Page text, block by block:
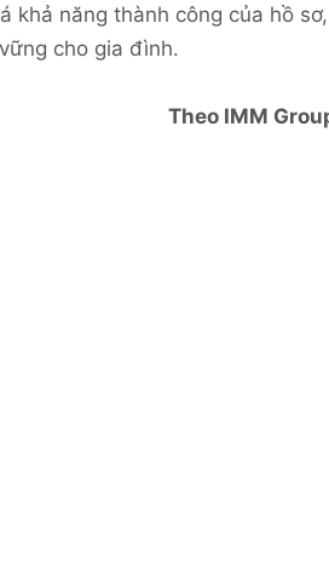
khả năng thành công của hồ sơ,
cho gia đình.
Theo IMM